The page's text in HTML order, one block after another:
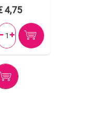
4,75
